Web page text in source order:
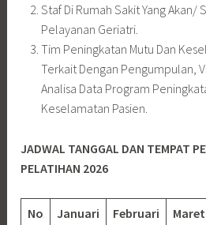
Staf Di Rumah Sakit Yang
Pelayanan Geriatri.
Tim Peningkatan Mutu Dan
Terkait Dengan Pengumpulan,
Analisa Data Program
Keselamatan Pasien.
JADWAL TANGGAL DAN TEMPAT
PELATIHAN 2026
No Januari Februari Maret